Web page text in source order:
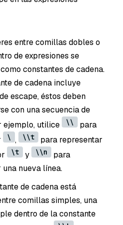
entre comillas dobles o
de expresiones se
constantes de cadena.
de cadena incluye
escape, éstos deben
con una secuencia de
ejemplo, utilice
\\
para
\ , \\t
para representar
\t y \\n
para
nueva línea.
de cadena está
comillas simples, una
dentro de la constante